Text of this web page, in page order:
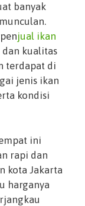
banyak
jual ikan
kualitas
terdapat di
jenis ikan
kondisi
ini
rapi dan
kota Jakarta
harganya